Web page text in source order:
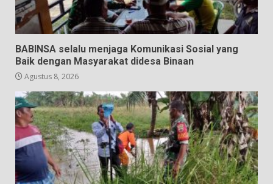
BABINSA selalu menjaga Komunikasi Sosial yang
Baik dengan Masyarakat didesa Binaan
Agustus 8, 2026